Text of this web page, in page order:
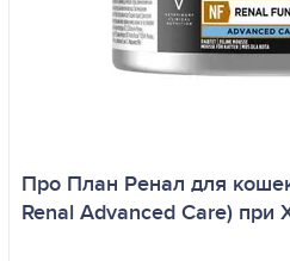
Про План Ренал для
Renal Advanced Care)